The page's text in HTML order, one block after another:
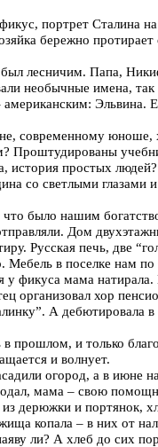
портрет Сталина
бережно протирает
лесничим. Папа,
необычные имена, так
Эльвина.
современному юноше,
Проштудированы
история простых
со светлыми глазами
что было нашим
Дом
Русская печь, две
Мебель в поселке нам по
фикуса мама натирала.
организовал хор
А дебютировала в
прошлом, и только
и волнует.
огород, а в июне
мама – свою
дерюжки и портянок,
копала – в них от
ли? А хлеб до сих